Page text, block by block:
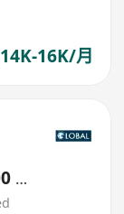
16K/月
-